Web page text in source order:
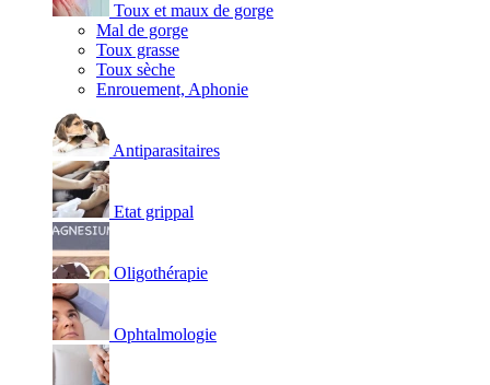
Toux et maux de gorge
Mal de gorge
Toux grasse
Toux sèche
Enrouement, Aphonie
Antiparasitaires
Etat grippal
Oligothérapie
Ophtalmologie